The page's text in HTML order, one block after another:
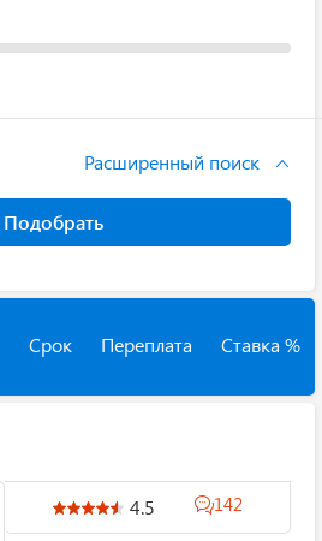
Расширенный поиск
Подобрать
Срок Переплата Ставка %
4.5 142